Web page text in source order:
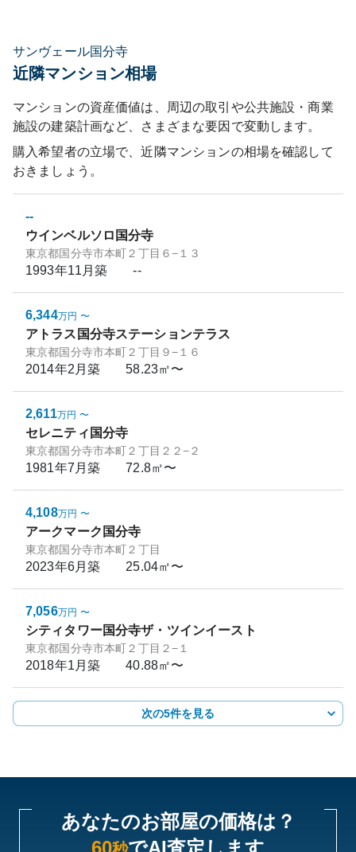
サンヴェール国分寺
近隣マンション相場
マンションの資産価値は、周辺の取引や公共施設・商業
施設の建築計画など、さまざまな要因で変動します。
購入希望者の立場で、近隣マンションの相場を確認して
おきましょう。
--
ウインベルソロ国分寺
東京都国分寺市本町２丁目６−１３
1993年11月築 --
6,344万円 〜
アトラス国分寺ステーションテラス
東京都国分寺市本町２丁目９−１６
2014年2月築 58.23㎡〜
2,611万円 〜
セレニティ国分寺
東京都国分寺市本町２丁目２２−２
1981年7月築 72.8㎡〜
4,108万円 〜
アークマーク国分寺
東京都国分寺市本町２丁目
2023年6月築 25.04㎡〜
7,056万円 〜
シティタワー国分寺ザ・ツインイースト
東京都国分寺市本町２丁目２−１
2018年1月築 40.88㎡〜
次の5件を見る
あなたのお部屋の価格は？
60
でAI査定します